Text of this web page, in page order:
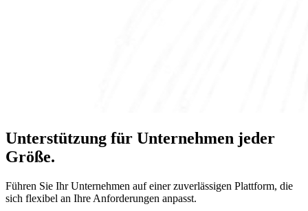
Unterstützung für Unternehmen jeder
Größe.
Führen Sie Ihr Unternehmen auf einer zuverlässigen Plattform, die
sich flexibel an Ihre Anforderungen anpasst.